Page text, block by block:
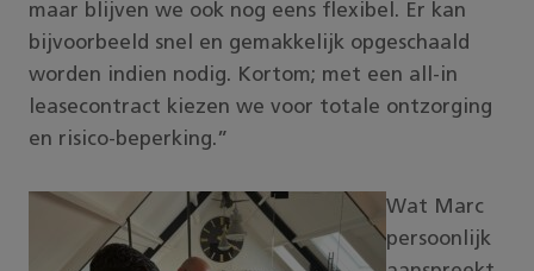
maar blijven we ook nog eens flexibel. Er kan
bijvoorbeeld snel en gemakkelijk opgeschaald
worden indien nodig. Kortom; met een all-in
leasecontract kiezen we voor totale ontzorging
en risico-beperking.”
Wat Marc
persoonlijk